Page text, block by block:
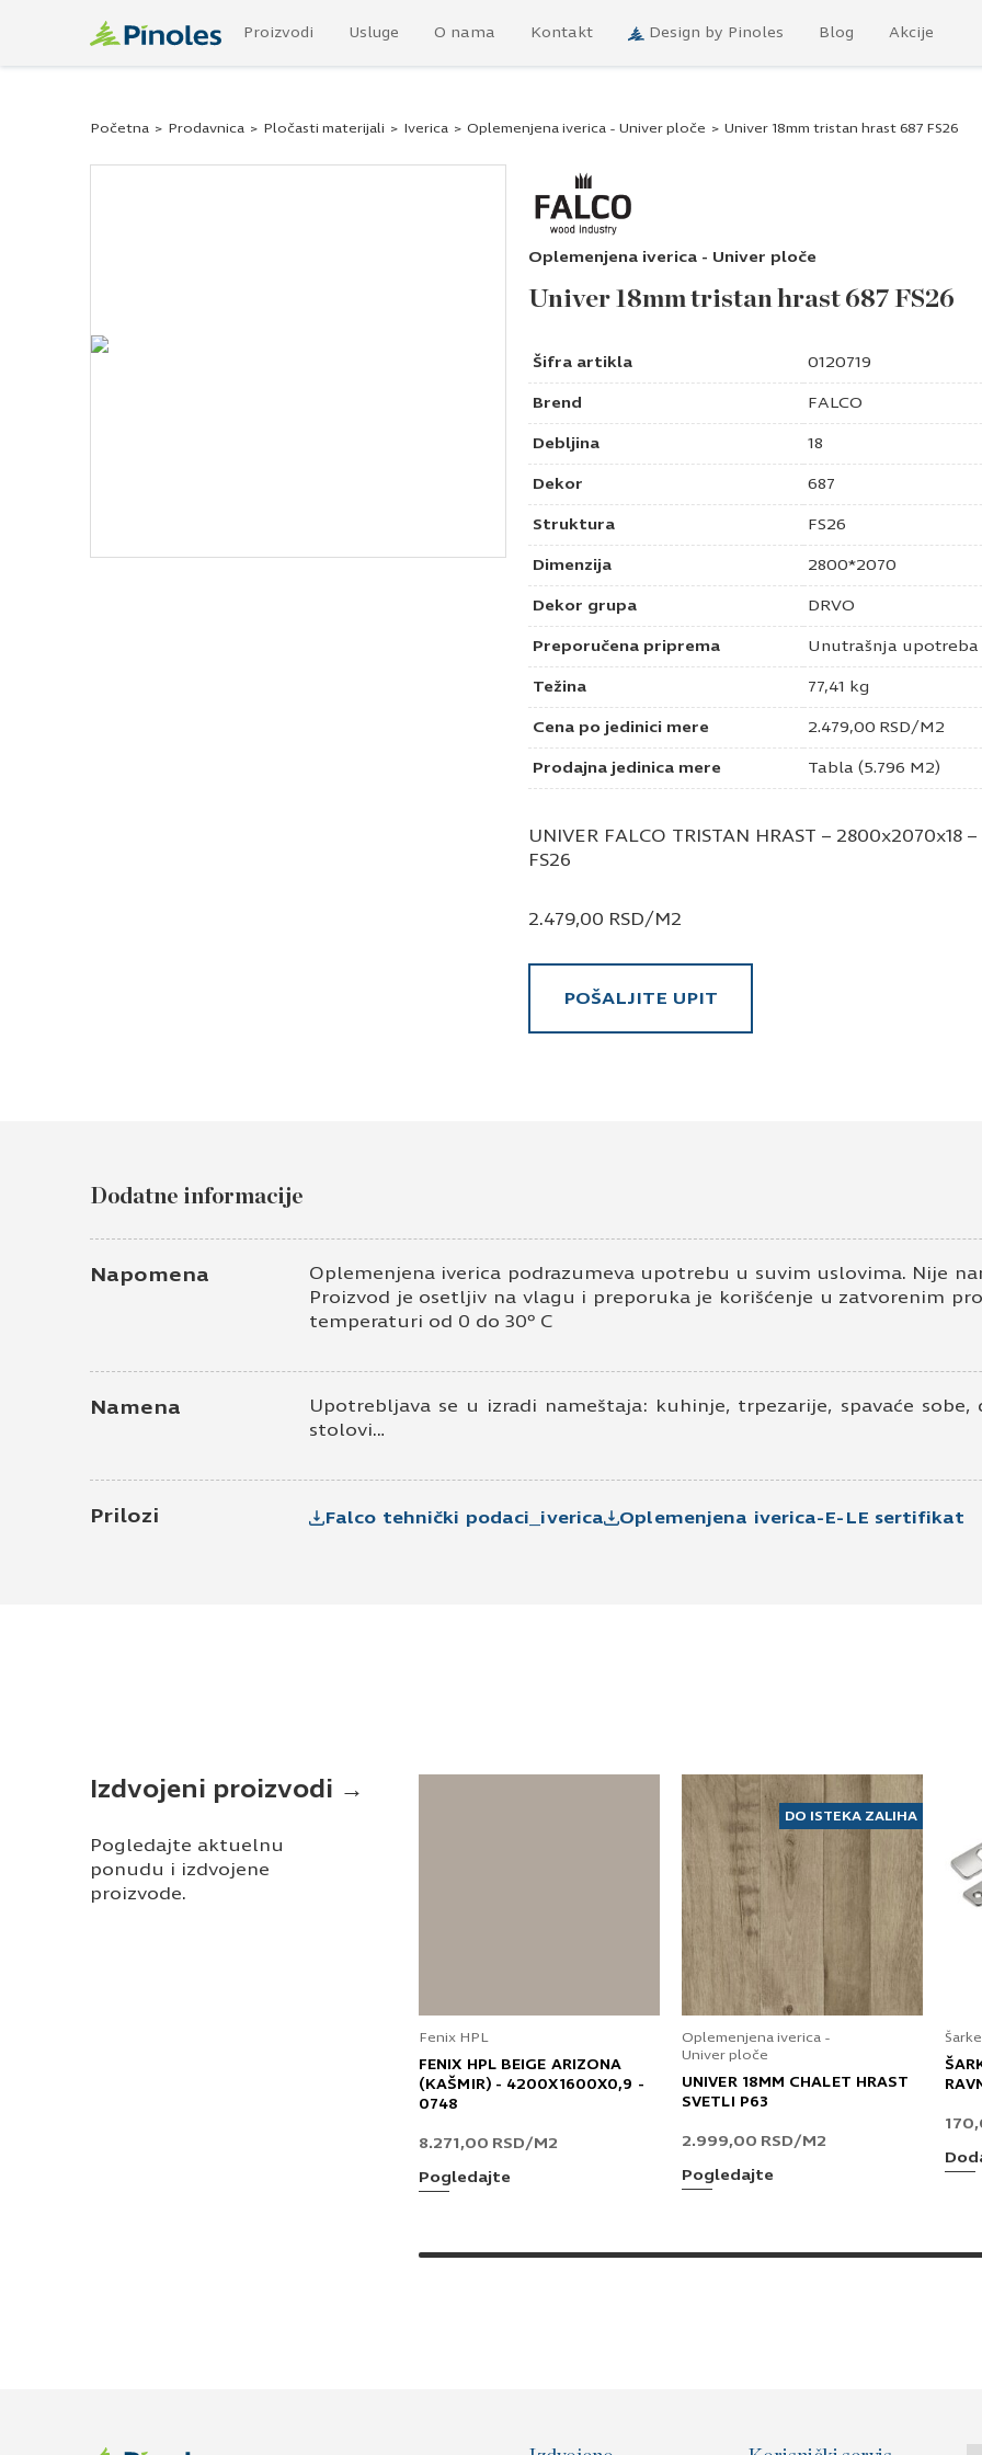
Proizvodi Usluge O nama Kontakt Design by Pinoles Blog Akcije
Početna > Prodavnica > Pločasti materijali > Iverica > Oplemenjena iverica - Univer ploče > Univer 18mm tristan hrast 687 FS26
Oplemenjena iverica - Univer ploče
Univer 18mm tristan hrast 687 FS26
Šifra artikla 0120719
Brend FALCO
Debljina 18
Dekor 687
Struktura FS26
Dimenzija 2800*2070
Dekor grupa DRVO
Preporučena priprema Unutrašnja upotreba
Težina 77,41 kg
Cena po jedinici mere 2.479,00 RSD/M2
Prodajna jedinica mere Tabla (5.796 M2)
UNIVER FALCO TRISTAN HRAST – 2800x2070x18 –
FS26
2.479,00 RSD/M2
POŠALJITE UPIT
PrihvatamUslove korišćenja i Politiku
Dodatne informacije
Napomena
Oplemenjena iverica podrazumeva upotrebu u suvim uslovima. Nije
Proizvod je osetljiv na vlagu i preporuka je korišćenje u zatvorenim
temperaturi od 0 do 30º C
Namena
Upotrebljava se u izradi nameštaja: kuhinje, trpezarije, spavaće sobe,
stolovi…
Prilozi Falco tehnički podaci_iverica Oplemenjena iverica-E-LE sertifikat
Izdvojeni proizvodi →
Pogledajte aktuelnu
ponudu i izdvojene
proizvode.
Fenix HPL
FENIX HPL BEIGE ARIZONA
(KAŠMIR) - 4200X1600X0,9 -
0748
8.271,00 RSD/M2
Pogledajte
DO ISTEKA ZALIHA
Oplemenjena iverica -
Univer ploče
UNIVER 18MM CHALET HRAST
SVETLI P63
2.999,00 RSD/M2
Pogledajte